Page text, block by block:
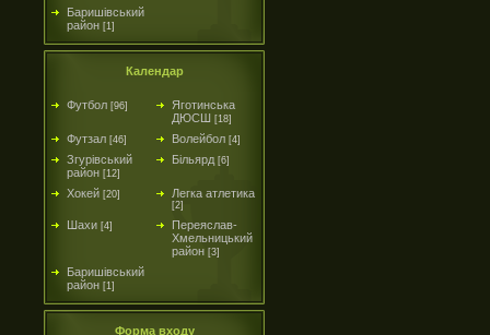
Баришівський
район [1]
Календар
Футбол [96]
Яготинська
ДЮСШ [18]
Футзал [46] Волейбол [4]
Згурівський
район [12]
Більярд [6]
Хокей [20] Легка атлетика
[2]
Шахи [4]
Переяслав-
Хмельницький
район [3]
Баришівський
район [1]
Форма входу